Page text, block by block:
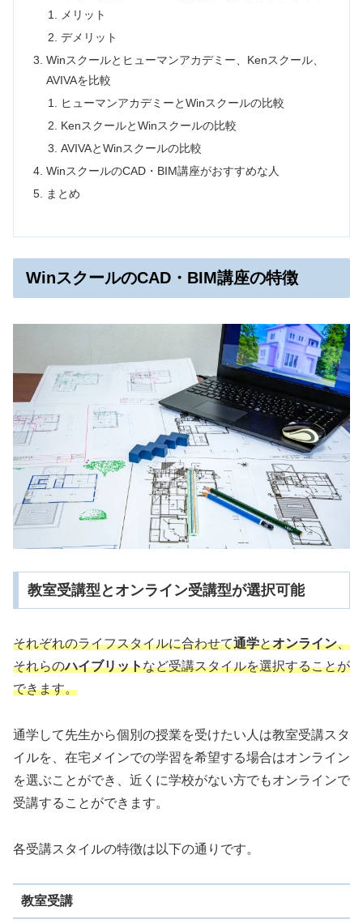
メリット
デメリット
Winスクールとヒューマンアカデミー、Kenスクール、
AVIVAを比較
ヒューマンアカデミーとWinスクールの比較
KenスクールとWinスクールの比較
AVIVAとWinスクールの比較
WinスクールのCAD・BIM講座がおすすめな人
まとめ
WinスクールのCAD・BIM講座の特徴
教室受講型とオンライン受講型が選択可能
それぞれのライフスタイルに合わせて通学とオンライン、
それらのハイブリットなど受講スタイルを選択することが
できます。
通学して先生から個別の授業を受けたい人は教室受講スタ
イルを、在宅メインでの学習を希望する場合はオンライン
を選ぶことができ、近くに学校がない方でもオンラインで
受講することができます。
各受講スタイルの特徴は以下の通りです。
教室受講